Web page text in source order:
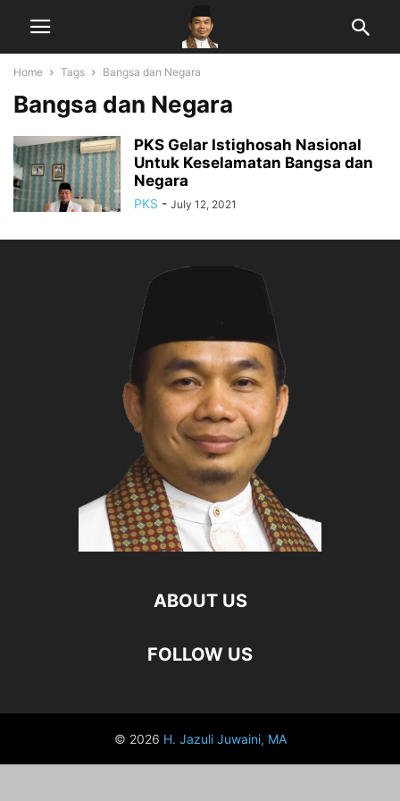
Home Tags Bangsa dan Negara
Bangsa dan Negara
PKS Gelar Istighosah Nasional
Untuk Keselamatan Bangsa dan
Negara
PKS - July 12, 2021
ABOUT US
FOLLOW US
© 2026 H. Jazuli Juwaini, MA